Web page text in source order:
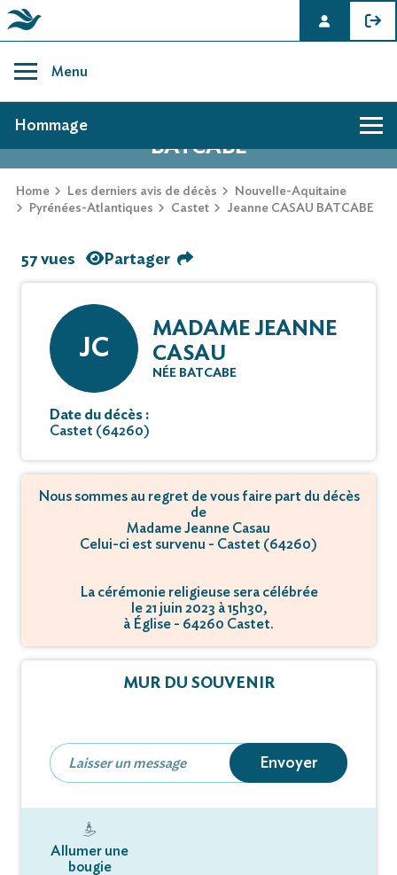
content
Menu
AVIS DE DÉCÈS DE JEANNE CASAU
BATCABE
Home Les derniers avis de décès
Nouvelle-Aquitaine
Pyrénées-Atlantiques
Castet Jeanne CASAU BATCABE
Hommage
57 vues Partager
JC
MADAME JEANNE
CASAU
NÉE BATCABE
Date du décès :
Castet (64260)
Nous sommes au regret de vous faire part du décès
de
Madame Jeanne Casau
Celui-ci est survenu - Castet (64260)
La cérémonie religieuse sera célébrée
le 21 juin 2023 à 15h30,
à Église - 64260 Castet.
MUR DU SOUVENIR
Envoyer
Allumer une
bougie